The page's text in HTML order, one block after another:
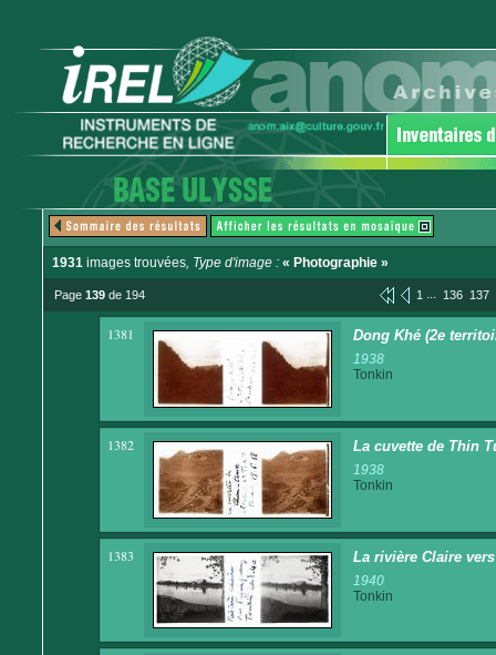
1931 images trouvées, Type d'image : « Photographie »
Page 139 de 194 1 ... 136 137
1381 Dong Khé (2e
1938
Tonkin
1382 La cuvette de Thin
1938
Tonkin
1383 La rivière Claire
1940
Tonkin